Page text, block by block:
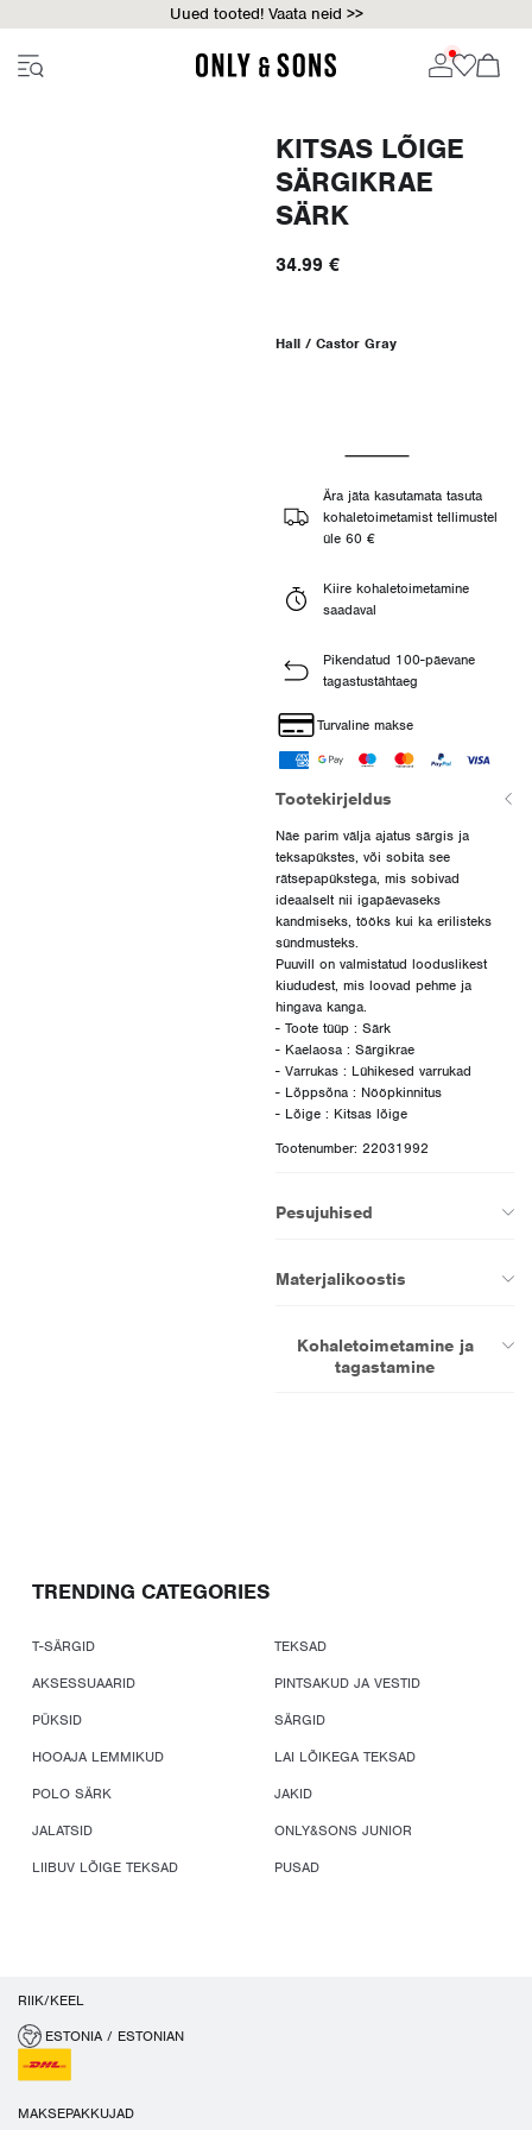
Uued tooted! Vaata neid >>
KITSAS LÕIGE
SÄRGIKRAE
SÄRK
34.99 €
Hall / Castor Gray
Ära jäta kasutamata tasuta
kohaletoimetamist tellimustel
üle 60 €
Kiire kohaletoimetamine
saadaval
Pikendatud 100-päevane
tagastustähtaeg
Turvaline makse
Tootekirjeldus
Näe parim välja ajatus särgis ja
teksapükstes, või sobita see
rätsepapükstega, mis sobivad
ideaalselt nii igapäevaseks
kandmiseks, tööks kui ka erilisteks
sündmusteks.
Puuvill on valmistatud looduslikest
kiududest, mis loovad pehme ja
hingava kanga.
- Toote tüüp : Särk
- Kaelaosa : Särgikrae
- Varrukas : Lühikesed varrukad
- Lõppsõna : Nööpkinnitus
- Lõige : Kitsas lõige
Tootenumber: 22031992
Pesujuhised
Materjalikoostis
Kohaletoimetamine ja
tagastamine
TRENDING CATEGORIES
T-SÄRGID
TEKSAD
AKSESSUAARID
PINTSAKUD JA VESTID
PÜKSID
SÄRGID
HOOAJA LEMMIKUD
LAI LÕIKEGA TEKSAD
POLO SÄRK
JAKID
JALATSID
ONLY&SONS JUNIOR
LIIBUV LÕIGE TEKSAD
PUSAD
RIIK/KEEL
ESTONIA / ESTONIAN
MAKSEPAKKUJAD